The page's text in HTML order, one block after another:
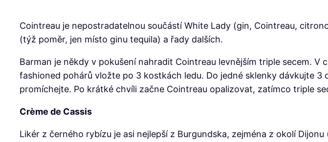
Cointreau je nepostradatelnou součástí White Lady (gin, Cointreau,
(týž poměr, jen místo ginu tequila) a řady dalších.
Barman je někdy v pokušení nahradit Cointreau levnějším triple secem. V
fashioned pohárů vložte po 3 kostkách ledu. Do jedné sklenky dávkujte
promíchejte. Po krátké chvíli začne Cointreau opalizovat, zatímco triple
Crème de Cassis
Likér z černého rybízu je asi nejlepší z Burgundska, zejména z okolí